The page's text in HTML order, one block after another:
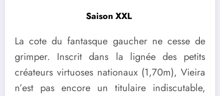
Saison XXL
La cote du fantasque gaucher ne cesse de
grimper. Inscrit dans la lignée des petits
créateurs virtuoses nationaux (1,70m), Vieira
n’est pas encore un titulaire indiscutable,